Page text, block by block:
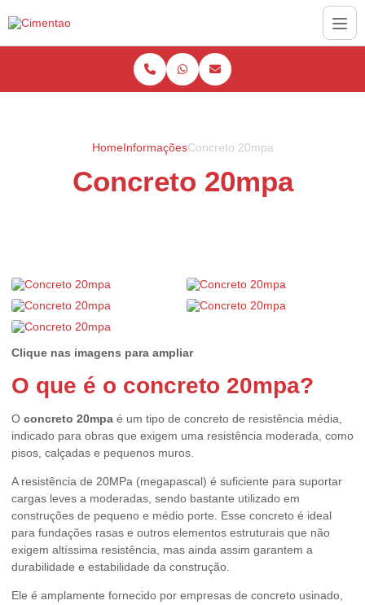
HomeInformaçõesConcreto 20mpa
Concreto 20mpa
Clique nas imagens para ampliar
O que é o concreto 20mpa?
O concreto 20mpa é um tipo de concreto de resistência média,
indicado para obras que exigem uma resistência moderada, como
pisos, calçadas e pequenos muros.
A resistência de 20MPa (megapascal) é suficiente para suportar
cargas leves a moderadas, sendo bastante utilizado em
construções de pequeno e médio porte. Esse concreto é ideal
para fundações rasas e outros elementos estruturais que não
exigem altíssima resistência, mas ainda assim garantem a
durabilidade e estabilidade da construção.
Ele é amplamente fornecido por empresas de concreto usinado,